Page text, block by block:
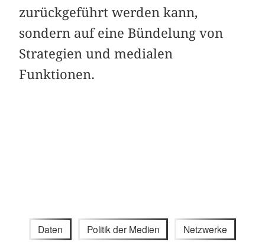
zurückgeführt werden kann,
sondern auf eine Bündelung von
Strategien und medialen
Funktionen.
Daten Politik der Medien Netzwerke